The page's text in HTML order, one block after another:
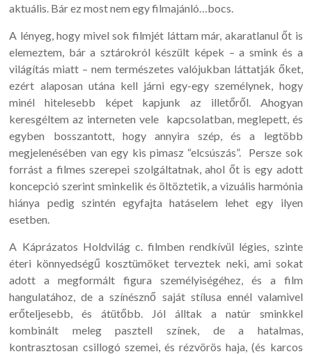
aktuális. Bár ez most nem egy filmajánló…bocs.
A lényeg, hogy mivel sok filmjét láttam már, akaratlanul őt is
elemeztem, bár a sztárokról készült képek – a smink és a
világítás miatt – nem természetes valójukban láttatják őket,
ezért alaposan utána kell járni egy-egy személynek, hogy
minél hitelesebb képet kapjunk az illetőről. Ahogyan
keresgéltem az interneten vele kapcsolatban, meglepett, és
egyben bosszantott, hogy annyira szép, és a legtöbb
megjelenésében van egy kis pimasz “elcsúszás”. Persze sok
forrást a filmes szerepei szolgáltatnak, ahol őt is egy adott
koncepció szerint sminkelik és öltöztetik, a vizuális harmónia
hiánya pedig szintén egyfajta hatáselem lehet egy ilyen
esetben.
A Káprázatos Holdvilág c. filmben rendkívül légies, szinte
éteri könnyedségű kosztümöket terveztek neki, ami sokat
adott a megformált figura személyiségéhez, és a film
hangulatához, de a színésznő saját stílusa ennél valamivel
erőteljesebb, és átütőbb. Jól álltak a natúr sminkkel
kombinált meleg pasztell színek, de a hatalmas,
kontrasztosan csillogó szemei, és rézvörös haja, (és karcos